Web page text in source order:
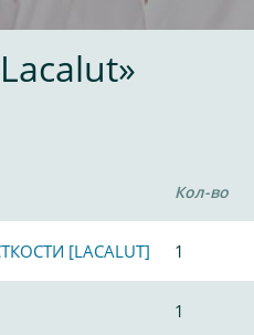
Кол-во
[LACALUT] 1
1